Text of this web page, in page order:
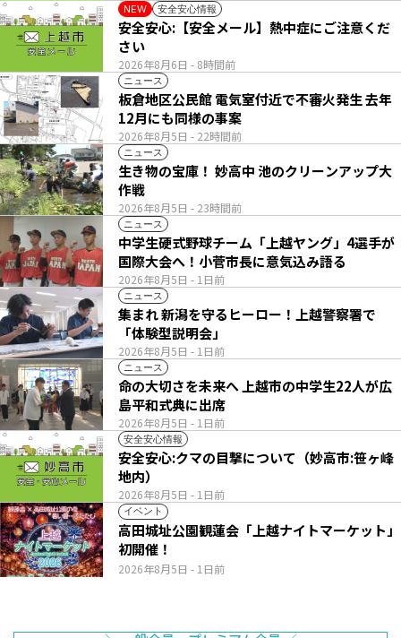
NEW 安全安心情報
2026年8月6日 - 8時間前
安全安心:【安全メール】熱中症にご注意くだ
さい
ニュース
2026年8月5日 - 22時間前
板倉地区公民館 電気室付近で不審火発生 去年
12月にも同様の事案
ニュース
2026年8月5日 - 23時間前
生き物の宝庫！ 妙高中 池のクリーンアップ大
作戦
ニュース
2026年8月5日 - 1日前
中学生硬式野球チーム「上越ヤング」4選手が
国際大会へ！小菅市長に意気込み語る
ニュース
2026年8月5日 - 1日前
集まれ 新潟を守るヒーロー！上越警察署で
「体験型説明会」
ニュース
2026年8月5日 - 1日前
命の大切さを未来へ 上越市の中学生22人が広
島平和式典に出席
安全安心情報
2026年8月5日 - 1日前
安全安心:クマの目撃について（妙高市:笹ヶ峰
地内）
イベント
2026年8月5日 - 1日前
高田城址公園観蓮会「上越ナイトマーケット」
初開催！